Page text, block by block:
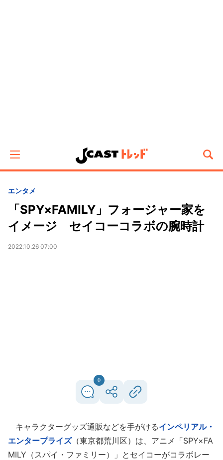
エンタメ
「SPY×FAMILY」フォージャー家を
イメージ セイコーコラボの腕時計
2022.10.26 07:00
0
キャラクターグッズ通販などを手がけるインペリアル・
エンタープライズ（東京都荒川区）は、アニメ「SPY×FA
MILY（スパイ・ファミリー）」とセイコーがコラボレー